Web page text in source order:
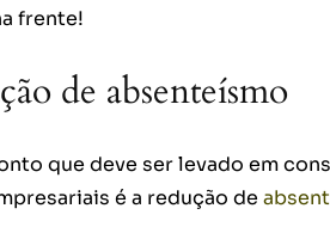
frente!
de absenteísmo
que deve ser levado em
é a redução de